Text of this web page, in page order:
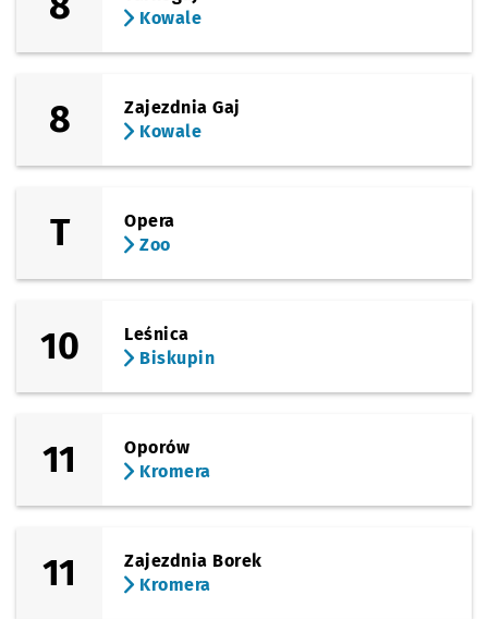
Kowale
8
Zajezdnia Gaj
Kowale
T
Opera
Zoo
10
Leśnica
Biskupin
11
Oporów
Kromera
11
Zajezdnia Borek
Kromera